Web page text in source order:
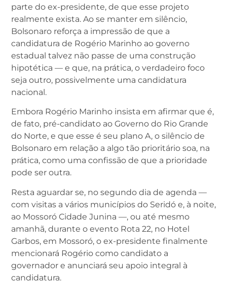
parte do ex-presidente, de que esse projeto
realmente exista. Ao se manter em silêncio,
Bolsonaro reforça a impressão de que a
candidatura de Rogério Marinho ao governo
estadual talvez não passe de uma construção
hipotética — e que, na prática, o verdadeiro foco
seja outro, possivelmente uma candidatura
nacional.
Embora Rogério Marinho insista em afirmar que é,
de fato, pré-candidato ao Governo do Rio Grande
do Norte, e que esse é seu plano A, o silêncio de
Bolsonaro em relação a algo tão prioritário soa, na
prática, como uma confissão de que a prioridade
pode ser outra.
Resta aguardar se, no segundo dia de agenda —
com visitas a vários municípios do Seridó e, à noite,
ao Mossoró Cidade Junina —, ou até mesmo
amanhã, durante o evento Rota 22, no Hotel
Garbos, em Mossoró, o ex-presidente finalmente
mencionará Rogério como candidato a
governador e anunciará seu apoio integral à
candidatura.